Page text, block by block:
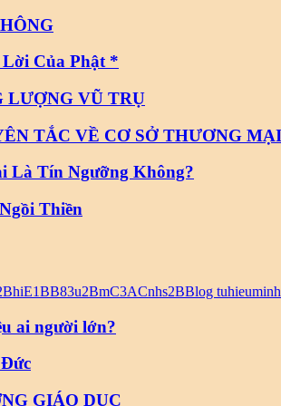
Của Phật *
LƯỢNG VŨ TRỤ
TẮC VỀ CƠ SỞ THƯƠNG MẠI
Là Tín Ngưỡng Không?
Thiền
ai người lớn?
GIÁO DỤC